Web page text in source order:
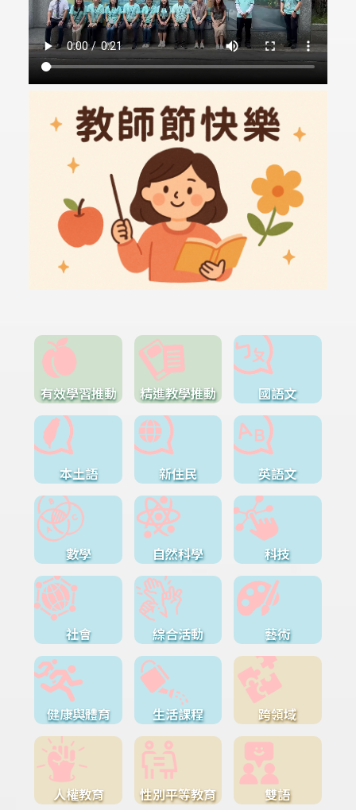
有效學習推動 精進教學推動 國語文
本土語 新住民 英語文
數學 自然科學 科技
社會 綜合活動 藝術
健康與體育 生活課程 跨領域
人權教育 性別平等教育 雙語